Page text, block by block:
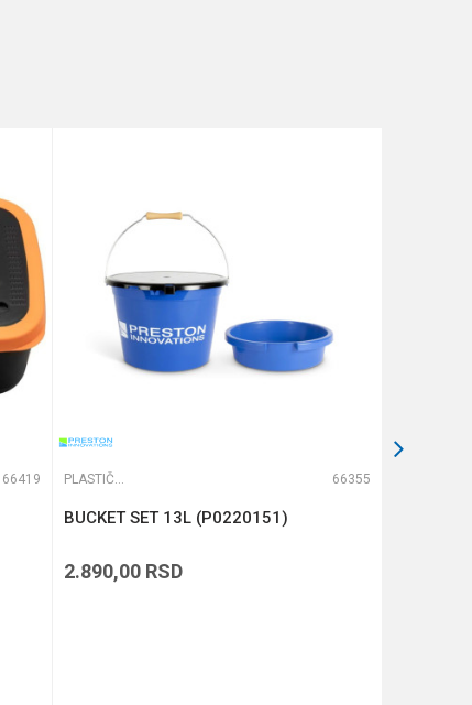
66419 PLASTIČNE KUTIJE 66355
BUCKET SET 13L (P0220151)
2.890,00 RSD